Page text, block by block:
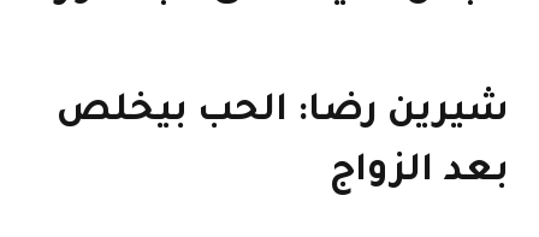
شيرين رضا: الحب بيخلص
بعد الزواج